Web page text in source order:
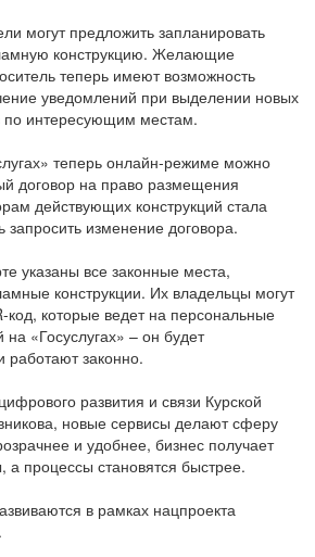
могут предложить запланировать
конструкцию. Желающие
теперь имеют возможность
уведомлений при выделении новых
по интересующим местам.
теперь онлайн-режиме можно
договор на право размещения
действующих конструкций стала
запросить изменение договора.
указаны все законные места,
конструкции. Их владельцы могут
код, которые ведет на персональные
на «Госуслугах» – он будет
работают законно.
развития и связи Курской
новые сервисы делают сферу
и удобнее, бизнес получает
а процессы становятся быстрее.
в рамках нацпроекта